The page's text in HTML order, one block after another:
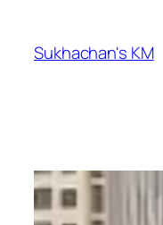
Sukhachan's KM